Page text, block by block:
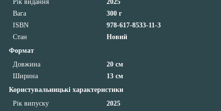
Рік видання
2025
Вага
300 г
ISBN
978-617-8533-11-3
Стан
Новий
Формат
Довжина
20 см
Ширина
13 см
Користувальницькі характеристики
Рік випуску
2025